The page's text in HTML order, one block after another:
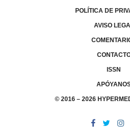
POLÍTICA DE
AVISO
ISSN
© 2016 – 2026